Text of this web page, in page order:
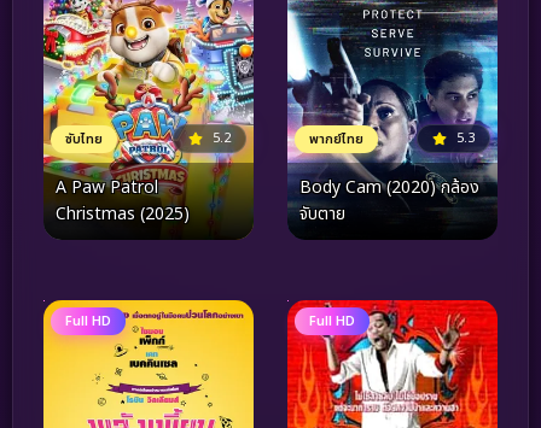
ซับไทย 5.2
A Paw Patrol
Christmas (2025)
พากย์ไทย 5.3
Body Cam (2020) กล้อง
จับตาย
Full HD Full HD